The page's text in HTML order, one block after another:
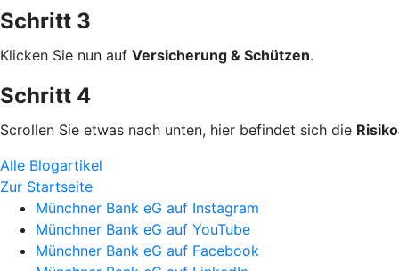
Schritt 3
Klicken Sie nun auf Versicherung & Schützen.
Schritt 4
Scrollen Sie etwas nach unten, hier befindet sich die
Alle Blogartikel
Zur Startseite
Münchner Bank eG auf Instagram
Münchner Bank eG auf YouTube
Münchner Bank eG auf Facebook